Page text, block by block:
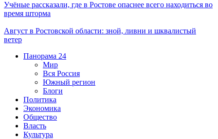
Учёные рассказали, где в Ростове опаснее всего находиться во
время шторма
Август в Ростовской области: зной, ливни и шквалистый
ветер
Панорама 24
Мир
Вся Россия
Южный регион
Блоги
Политика
Экономика
Общество
Власть
Культура